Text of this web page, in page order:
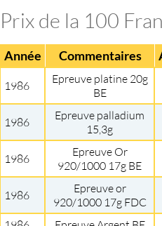
Prix de la 100
Année Commentaires
1986
Epreuve platine 20g
BE
1986
Epreuve palladium
15,3g
1986
Epreuve Or
920/1000 17g BE
1986
Epreuve or
920/1000 17g FDC